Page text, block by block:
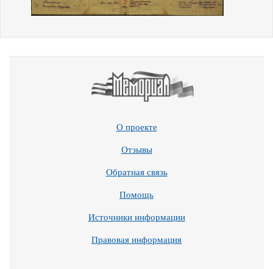
О проекте
Отзывы
Обратная связь
Помощь
Источники информации
Правовая информация